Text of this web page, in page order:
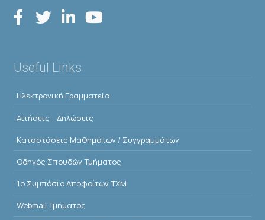
Useful Links
Ηλεκτρονική Γραμματεία
Αιτήσεις - Δηλώσεις
Kαταστάσεις Μαθημάτων / Συγγραμμάτων
Οδηγός Σπουδών Τμήματος
1o Συμπόσιο Αποφοίτων ΤΧΜ
Webmail Τμήματος